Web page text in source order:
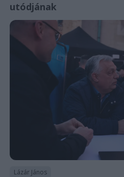
utódjának
Lázár János